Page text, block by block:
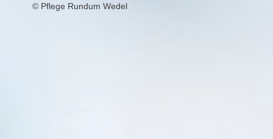
© Pflege Rundum Wedel